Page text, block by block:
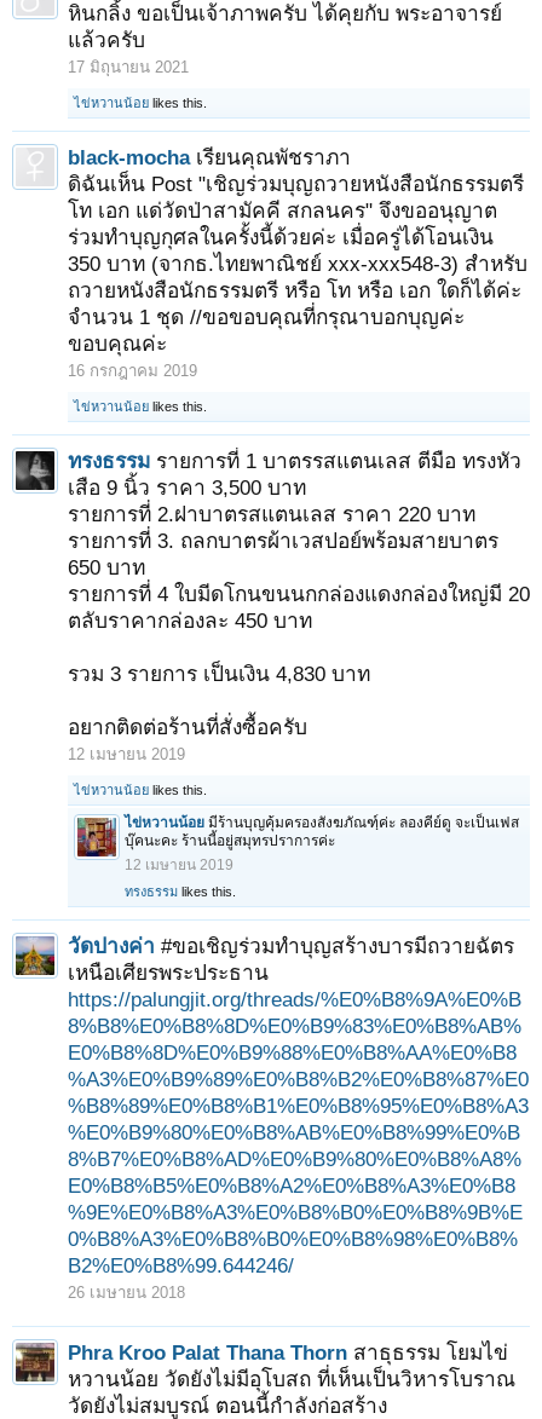
หินกลิ้ง ขอเป็นเจ้าภาพครับ ได้คุยกับ พระอาจารย์
แล้วครับ
17 มิถุนายน 2021
ไข่หวานน้อย likes this.
black-mocha เรียนคุณพัชราภา
ดิฉันเห็น Post "เชิญร่วมบุญถวายหนังสือนักธรรมตรี
โท เอก แด่วัดป่าสามัคคี สกลนคร" จึงขออนุญาต
ร่วมทำบุญกุศลในครั้งนี้ด้วยค่ะ เมื่อครู่ได้โอนเงิน
350 บาท (จากธ.ไทยพาณิชย์ xxx-xxx548-3) สำหรับ
ถวายหนังสือนักธรรมตรี หรือ โท หรือ เอก ใดก็ได้ค่ะ
จำนวน 1 ชุด //ขอขอบคุณที่กรุณาบอกบุญค่ะ
ขอบคุณค่ะ
16 กรกฎาคม 2019
ไข่หวานน้อย likes this.
ทรงธรรม รายการที่ 1 บาตรรสแตนเลส ตีมือ ทรงหัว
เสือ 9 นิ้ว ราคา 3,500 บาท
รายการที่ 2.ฝาบาตรสแตนเลส ราคา 220 บาท
รายการที่ 3. ถลกบาตรผ้าเวสปอย์พร้อมสายบาตร
650 บาท
รายการที่ 4 ใบมีดโกนขนนกกล่องแดงกล่องใหญ่มี 20
ตลับราคากล่องละ 450 บาท
รวม 3 รายการ เป็นเงิน 4,830 บาท
อยากติดต่อร้านที่สั่งซื้อครับ
12 เมษายน 2019
ไข่หวานน้อย likes this.
ไข่หวานน้อย มีร้านบุญคุ้มครองสังฆภัณฑ์ฺค่ะ ลองคีย์ดู จะเป็นเฟส
บุ๊คนะคะ ร้านนี้อยู่สมุทรปราการค่ะ
12 เมษายน 2019
ทรงธรรม likes this.
วัดปางค่า #ขอเชิญร่วมทำบุญสร้างบารมีถวายฉัตร
เหนือเศียรพระประธาน
https://palungjit.org/threads/%E0%B8%9A%E0%B
8%B8%E0%B8%8D%E0%B9%83%E0%B8%AB%
E0%B8%8D%E0%B9%88%E0%B8%AA%E0%B8
%A3%E0%B9%89%E0%B8%B2%E0%B8%87%E0
%B8%89%E0%B8%B1%E0%B8%95%E0%B8%A3
%E0%B9%80%E0%B8%AB%E0%B8%99%E0%B
8%B7%E0%B8%AD%E0%B9%80%E0%B8%A8%
E0%B8%B5%E0%B8%A2%E0%B8%A3%E0%B8
%9E%E0%B8%A3%E0%B8%B0%E0%B8%9B%E
0%B8%A3%E0%B8%B0%E0%B8%98%E0%B8%
B2%E0%B8%99.644246/
26 เมษายน 2018
Phra Kroo Palat Thana Thorn สาธุธรรม โยมไข่
หวานน้อย วัดยังไม่มีอุโบสถ ที่เห็นเป็นวิหารโบราณ
วัดยังไม่สมบูรณ์ ตอนนี้กำลังก่อสร้าง